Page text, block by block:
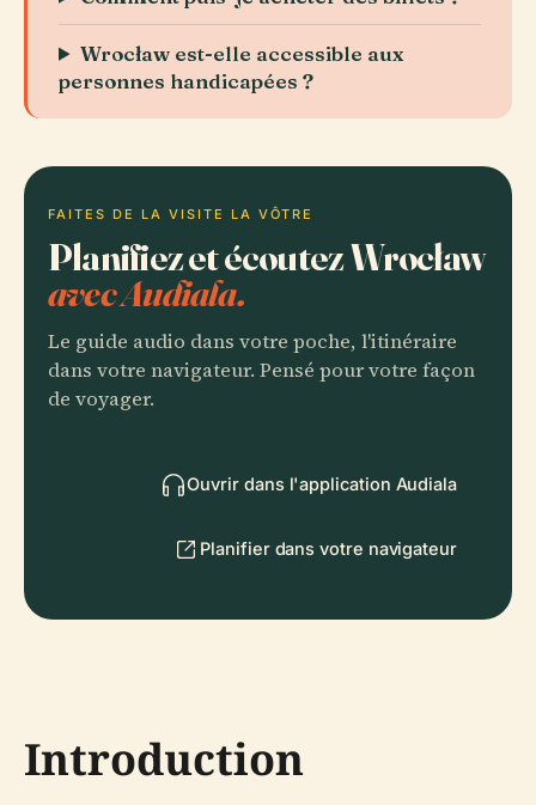
Wrocław est-elle accessible aux
personnes handicapées ?
FAITES DE LA VISITE LA VÔTRE
Planifiez et écoutez Wrocław
avec Audiala.
Le guide audio dans votre poche, l'itinéraire
dans votre navigateur. Pensé pour votre façon
de voyager.
Ouvrir dans l'application Audiala
Planifier dans votre navigateur
Introduction